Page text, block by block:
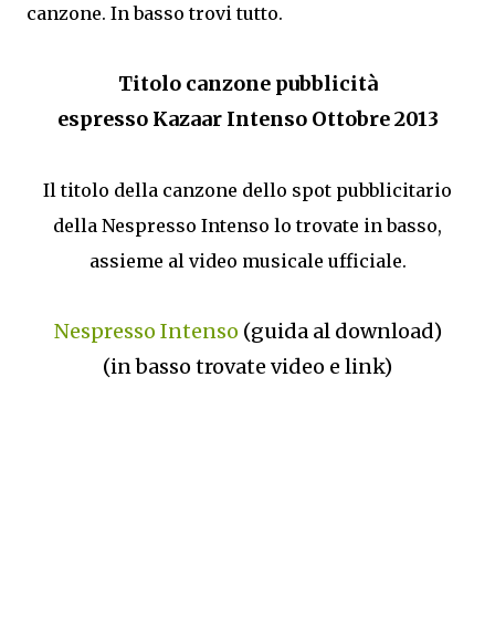
canzone. In basso trovi tutto.
Titolo canzone pubblicità
espresso KazaarIntenso Ottobre 2013
Il titolo della canzone dello spot pubblicitario
della Nespresso Intenso lo trovate in basso,
assieme al video musicale ufficiale.
Nespresso Intenso (guida al download)
(in basso trovate video e link)